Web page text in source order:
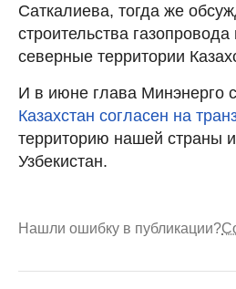
Саткалиева, тогда же
строительства
северные территории
И в июне глава Минэнерго
Казахстан согласен на
территорию нашей страны
Узбекистан.
Нашли ошибку в публикации?